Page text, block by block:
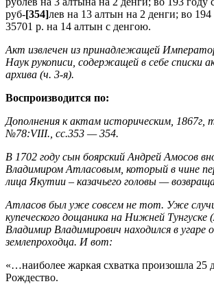
руб-[354]лев на 13 алтын на 2 денги; во 194
35701 р. на 14 алтын с денгою.
Акт извлечен из принадлежащей
Наук рукописи, содержащей в себе списки
архива (ч. 3-я).
Воспроизводится по:
Дополнения к актам историческим, 1867г,
№78:VIII., сс.353 — 354.
В 1702 году сын боярский Андрей Амосов
Владимиром Атласовым, который в чине
лица Якутии – казачьего головы —
Атласов был уже совсем не тот. Уже
купеческого дощаника на Нижней
Владимир Владимирович находился в угаре
землепроходца. И вот:
«…наиболее жаркая схватка произошла 25
Рождество.